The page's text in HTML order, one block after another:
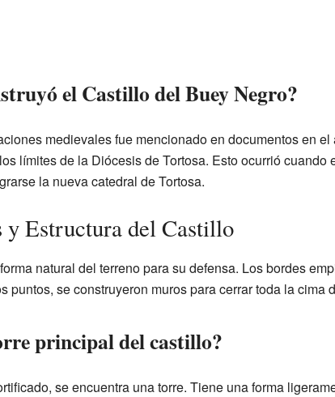
el Castillo del Buey Negro?
medievales fue mencionado en documentos en
límites de la Diócesis de Tortosa. Esto ocurrió cuando
la nueva catedral de Tortosa.
y Estructura del Castillo
natural del terreno para su defensa. Los bordes
puntos, se construyeron muros para cerrar toda la cima
principal del castillo?
se encuentra una torre. Tiene una forma